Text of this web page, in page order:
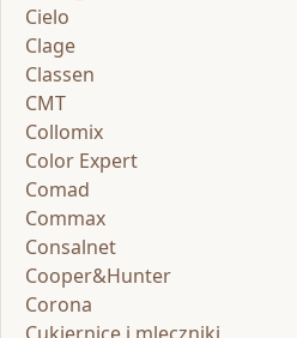
Cielo
Clage
Classen
CMT
Collomix
Color Expert
Comad
Commax
Consalnet
Cooper&Hunter
Corona